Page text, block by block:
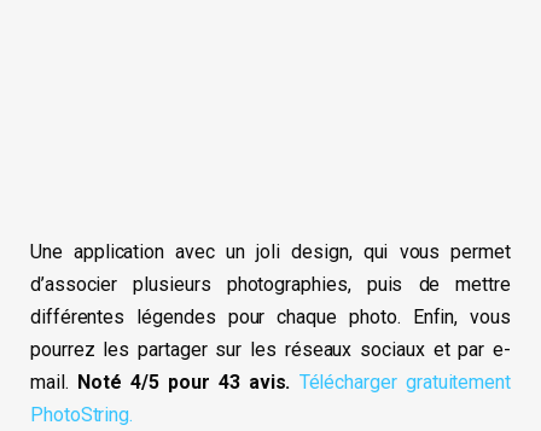
Une application avec un joli design, qui vous permet
d’associer plusieurs photographies, puis de mettre
différentes légendes pour chaque photo. Enfin, vous
pourrez les partager sur les réseaux sociaux et par e-
mail. Noté 4/5 pour 43 avis. Télécharger gratuitement
PhotoString.